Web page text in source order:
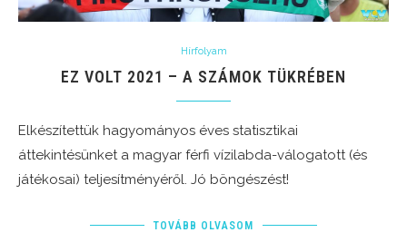
Hírfolyam
EZ VOLT 2021 – A SZÁMOK TÜKRÉBEN
Elkészítettük hagyományos éves statisztikai
áttekintésünket a magyar férfi vízilabda-válogatott (és
játékosai) teljesítményéről. Jó böngészést!
TOVÁBB OLVASOM